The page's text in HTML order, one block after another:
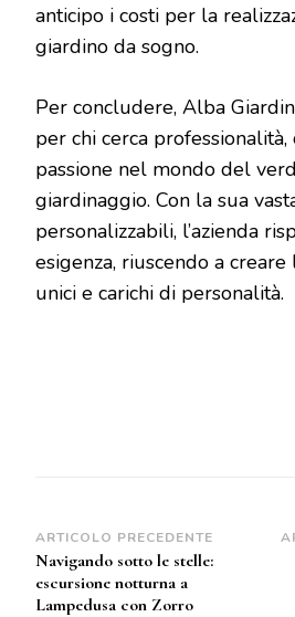
anticipo i costi per la
giardino da sogno.
Per concludere, Alba
per chi cerca
passione nel mondo del
giardinaggio. Con la sua
personalizzabili, l’azienda
esigenza, riuscendo a
unici e carichi di personalità.
Navigazione
articoli
ARTICOLO PRECEDENTE
Navigando sotto le stelle:
escursione notturna a
Lampedusa con Zorro